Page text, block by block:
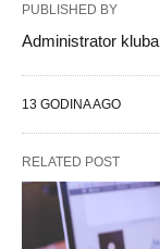
PUBLISHED BY
Administrator kluba
13 GODINA AGO
RELATED POST